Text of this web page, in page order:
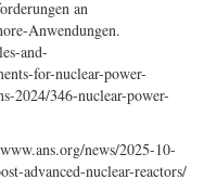
an
Anwendungen.
and-
for-nuclear-power-
2024/346-nuclear-power-
news/2025-10-
advanced-nuclear-reactors/